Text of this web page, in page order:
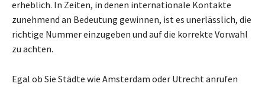
erheblich. In Zeiten, in denen internationale Kontakte
zunehmend an Bedeutung gewinnen, ist es unerlässlich, die
richtige Nummer einzugeben und auf die korrekte Vorwahl
zu achten.
Egal ob Sie Städte wie Amsterdam oder Utrecht anrufen